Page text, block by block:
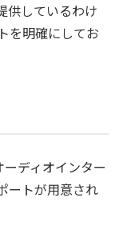
供しているわけ
を明確にしてお
ディオインター
ートが用意され